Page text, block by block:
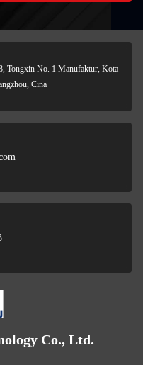
Tongxin No. 1 Manufaktur, Kota
Cina
Co., Ltd.